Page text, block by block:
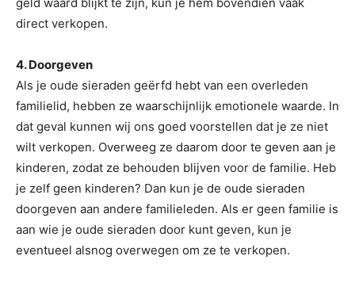
direct verkopen.
4. Doorgeven
Als je oude sieraden geërfd hebt van een overleden
familielid, hebben ze waarschijnlijk emotionele waarde. In
dat geval kunnen wij ons goed voorstellen dat je ze niet
wilt verkopen. Overweeg ze daarom door te geven aan je
kinderen, zodat ze behouden blijven voor de familie. Heb
je zelf geen kinderen? Dan kun je de oude sieraden
doorgeven aan andere familieleden. Als er geen familie is
aan wie je oude sieraden door kunt geven, kun je
eventueel alsnog overwegen om ze te verkopen.